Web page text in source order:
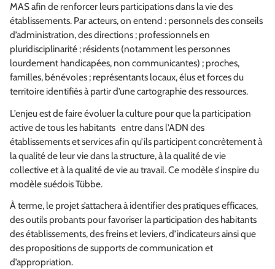
MAS afin de renforcer leurs participations dans la vie des
établissements. Par acteurs, on entend : personnels des conseils
d’administration, des directions ; professionnels en
pluridisciplinarité ; résidents (notamment les personnes
lourdement handicapées, non communicantes) ; proches,
familles, bénévoles ; représentants locaux, élus et forces du
territoire identifiés à partir d’une cartographie des ressources.
L’enjeu est de faire évoluer la culture pour que la participation
active de tous les habitants entre dans l’ADN des
établissements et services afin qu’ils participent concrètement à
la qualité de leur vie dans la structure, à la qualité de vie
collective et à la qualité de vie au travail. Ce modèle s’inspire du
modèle suédois Tübbe.
À terme, le projet s’attachera à identifier des pratiques efficaces,
des outils probants pour favoriser la participation des habitants
des établissements, des freins et leviers, d’indicateurs ainsi que
des propositions de supports de communication et
d’appropriation.